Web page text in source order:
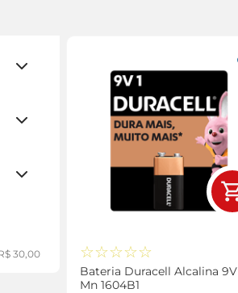
30,00 ☆☆☆☆☆
Bateria Duracell Alcalina 9V
Mn 1604B1